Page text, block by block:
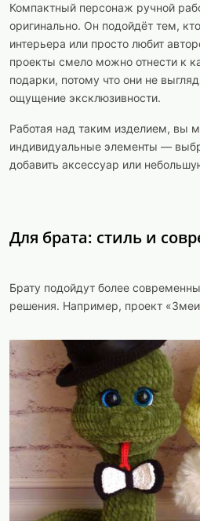
Компактный персонаж ручной
оригинально. Он подойдёт тем,
интерьера или просто любит
проекты смело можно отнести к
подарки, потому что они не
ощущение эксклюзивности.
Работая над таким изделием, вы
индивидуальные элементы —
добавить аксессуар или
Для брата: стиль и
Брату подойдут более
решения. Например, проект